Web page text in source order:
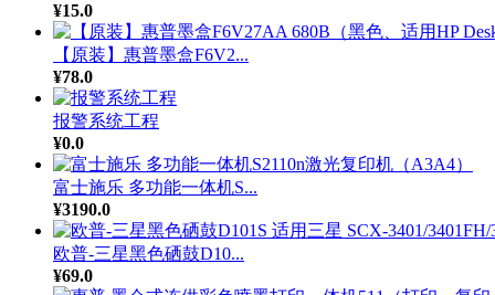
¥15.0
【原装】惠普墨盒F6V2...
¥78.0
报警系统工程
¥0.0
富士施乐 多功能一体机S...
¥3190.0
欧普-三星黑色硒鼓D10...
¥69.0